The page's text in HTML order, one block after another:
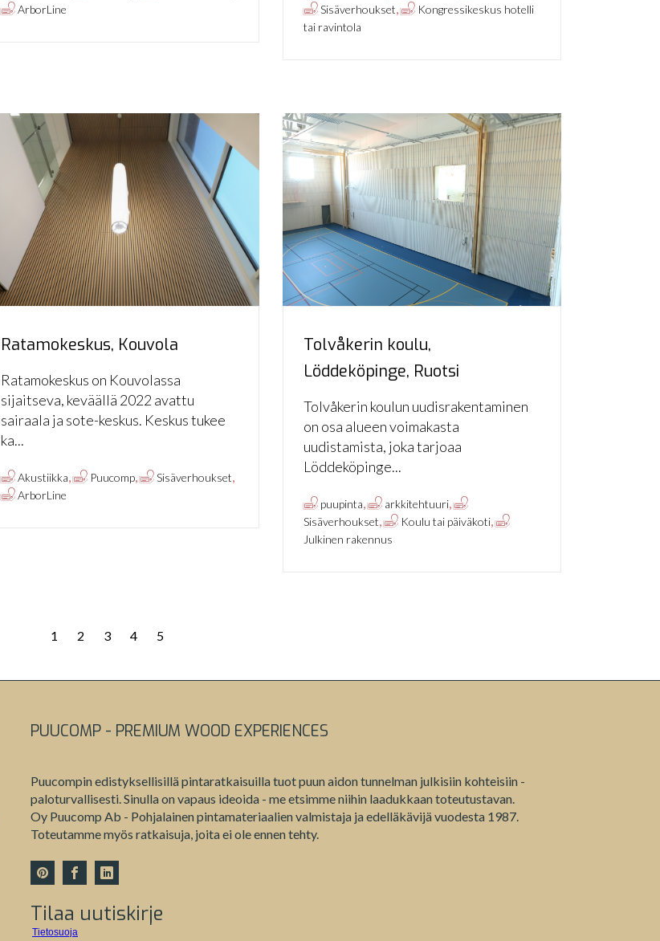
ArborLine Sisäverhoukset,
Kongressikeskus hotelli
tai ravintola
Ratamokeskus, Kouvola
Ratamokeskus on Kouvolassa
sijaitseva, keväällä 2022 avattu
sairaala ja sote-keskus. Keskus tukee
ka...
Akustiikka, Puucomp, Sisäverhoukset,
ArborLine
Tolvåkerin koulu,
Löddeköpinge, Ruotsi
Tolvåkerin koulun uudisrakentaminen
on osa alueen voimakasta
uudistamista, joka tarjoaa
Löddeköpinge...
puupinta, arkkitehtuuri,
Sisäverhoukset, Koulu tai päiväkoti,
Julkinen rakennus
1 2 3 4 5
PUUCOMP - PREMIUM WOOD EXPERIENCES
Puucompin edistyksellisillä pintaratkaisuilla tuot puun aidon tunnelman julkisiin kohteisiin -
paloturvallisesti. Sinulla on vapaus ideoida - me etsimme niihin laadukkaan toteutustavan.
Oy Puucomp Ab - Pohjalainen pintamateriaalien valmistaja ja edelläkävijä vuodesta 1987.
Toteutamme myös ratkaisuja, joita ei ole ennen tehty.
Tilaa uutiskirje